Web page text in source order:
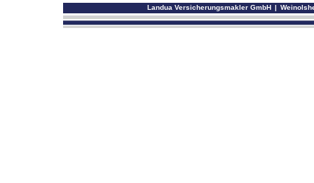
Landua Versicherungsmakler GmbH |